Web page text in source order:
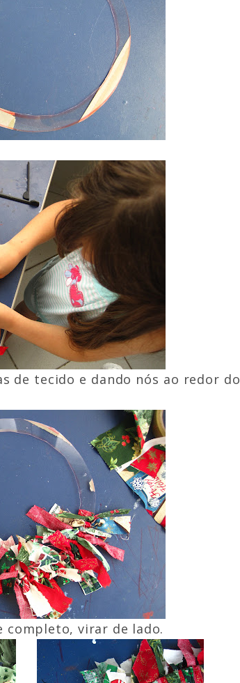
de tecido e dando nós ao redor do
completo, virar de lado.